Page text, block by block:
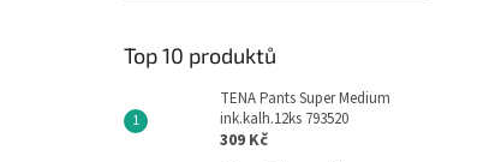
Top 10 produktů
TENA Pants Super Medium
ink.kalh.12ks 793520
309 Kč